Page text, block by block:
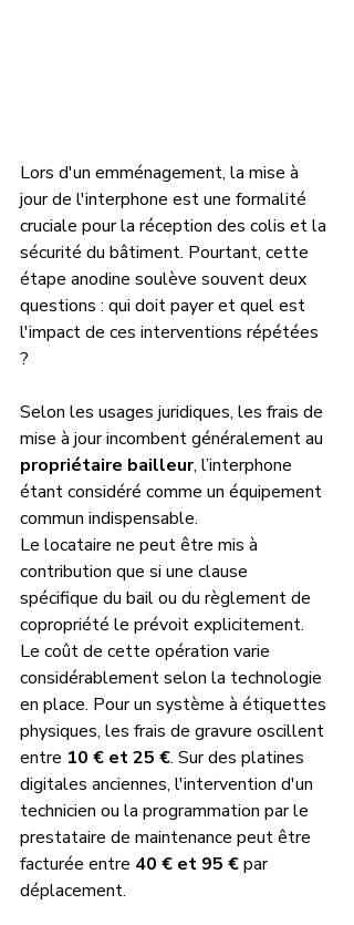
Lors d'un emménagement, la mise à
jour de l'interphone est une formalité
cruciale pour la réception des colis et la
sécurité du bâtiment. Pourtant, cette
étape anodine soulève souvent deux
questions : qui doit payer et quel est
l'impact de ces interventions répétées
?
Selon les usages juridiques, les frais de
mise à jour incombent généralement au
propriétaire bailleur, l’interphone
étant considéré comme un équipement
commun indispensable.
Le locataire ne peut être mis à
contribution que si une clause
spécifique du bail ou du règlement de
copropriété le prévoit explicitement.
Le coût de cette opération varie
considérablement selon la technologie
en place. Pour un système à étiquettes
physiques, les frais de gravure oscillent
entre 10 € et 25 €. Sur des platines
digitales anciennes, l'intervention d'un
technicien ou la programmation par le
prestataire de maintenance peut être
facturée entre 40 € et 95 € par
déplacement.